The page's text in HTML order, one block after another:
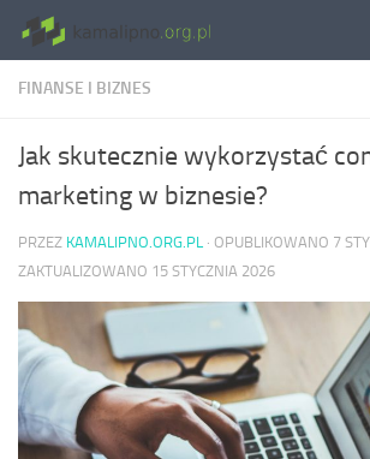
Skip to content
FINANSE I BIZNES
Jak skutecznie wykorzystać
marketing w biznesie?
PRZEZ KAMALIPNO.ORG.PL · OPUBLIKOWANO 7
ZAKTUALIZOWANO 15 STYCZNIA 2026